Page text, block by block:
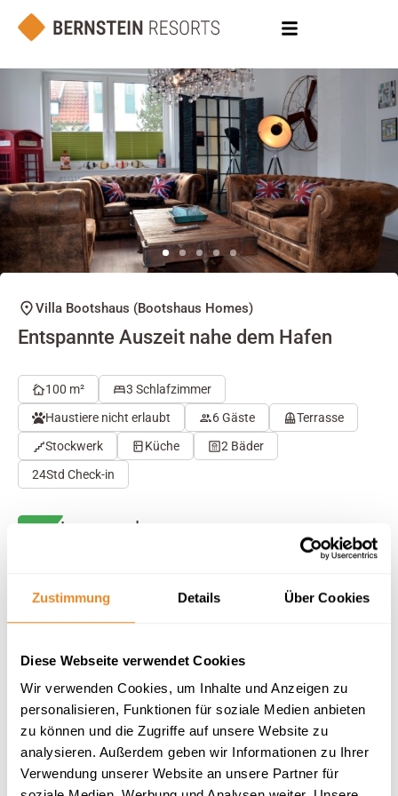
Zustimmung Details Über Cookies
Diese Webseite verwendet Cookies
Wir verwenden Cookies, um Inhalte und Anzeigen zu
personalisieren, Funktionen für soziale Medien anbieten
zu können und die Zugriffe auf unsere Website zu
analysieren. Außerdem geben wir Informationen zu Ihrer
Verwendung unserer Website an unsere Partner für
Villa Bootshaus (Bootshaus Homes)
Entspannte Auszeit nahe dem Hafen
100 m²
3 Schlafzimmer
Haustiere nicht erlaubt
6 Gäste
Terrasse
Stockwerk
Küche
2 Bäder
24Std Check-in
Herausragend
Auf die Merkliste
Ausstattung
32 Bewertungen